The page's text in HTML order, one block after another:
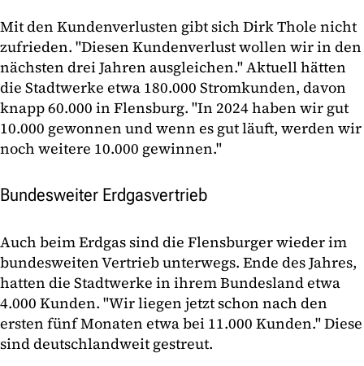
Mit den Kundenverlusten gibt sich Dirk Thole nicht
zufrieden. "Diesen Kundenverlust wollen wir in den
nächsten drei Jahren ausgleichen." Aktuell hätten
die Stadtwerke etwa 180.000 Stromkunden, davon
knapp 60.000 in Flensburg. "In 2024 haben wir gut
10.000 gewonnen und wenn es gut läuft, werden wir
noch weitere 10.000 gewinnen."
Bundesweiter Erdgasvertrieb
Auch beim Erdgas sind die Flensburger wieder im
bundesweiten Vertrieb unterwegs. Ende des Jahres,
hatten die Stadtwerke in ihrem Bundesland etwa
4.000 Kunden. "Wir liegen jetzt schon nach den
ersten fünf Monaten etwa bei 11.000 Kunden." Diese
sind deutschlandweit gestreut.